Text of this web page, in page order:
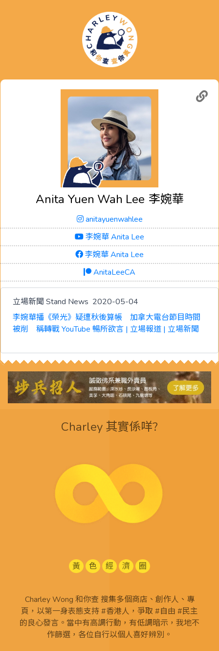
Anita Yuen Wah Lee 李婉華
anitayuenwahlee
李婉華 Anita Lee
李婉華 Anita Lee
AnitaLeeCA
立場新聞 Stand News 2020-05-04
李婉華播《榮光》疑遭秋後算帳 加拿大電台節目時間
被削 稱轉戰 YouTube 暢所欲言 | 立場報道 | 立場新聞
Charley 其實係咩?
黃 色 經 濟 圈
Charley Wong 和你查 搜集多個商店、創作人、專
頁，以第一身表態支持 #香港人，爭取 #自由 #民主
的良心發言。當中有高調行動，有低調暗示，我地不
作篩選，各位自行以個人喜好辨別。